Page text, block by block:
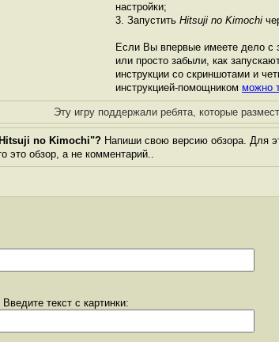
настройки;
3. Запустить Hitsuji no Kimochi
Если Вы впервые имеете дело с
или просто забыли, как
инструкции со скриншотами и
инструкцией-помощником можно
Эту игру поддержали ребята, которые
no Kimochi"? Напиши свою версию обзора. Для
это обзор, а не комментарий..
текст с картинки: